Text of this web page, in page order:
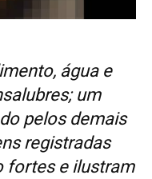
água e
um
pelos demais
registradas
fortes e ilustram